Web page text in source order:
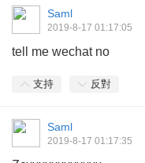
Saml
2019-8-17 01:17:05
tell me wechat no
支持 反對
Saml
2019-8-17 01:17:35